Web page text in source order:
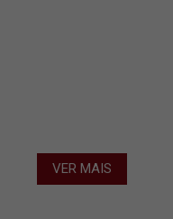
VER MAIS